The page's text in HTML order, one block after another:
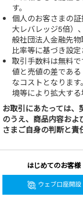
す。
個人のお客さまの
大レバレッジ5倍）
般社団法人金融先
比率等に基づき設定
取引手数料は無料
値と売値の差であ
なコストとなりま
境等により拡大する
お取引にあたっては、
のうえ、商品内容およ
さまご自身の判断と責
はじめてのお客様
ウェブ口座開設